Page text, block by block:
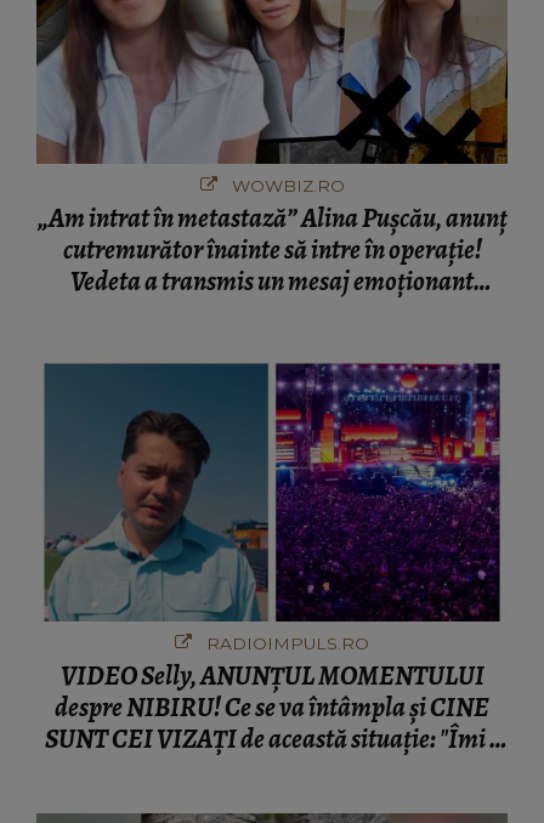
WOWBIZ.RO
„Am intrat în metastază” Alina Pușcău, anunț
cutremurător înainte să intre în operație!
Vedeta a transmis un mesaj emoționant
RADIOIMPULS.RO
VIDEO Selly, ANUNȚUL MOMENTULUI
despre NIBIRU! Ce se va întâmpla și CINE
SUNT CEI VIZAȚI de această situație: "Îmi e